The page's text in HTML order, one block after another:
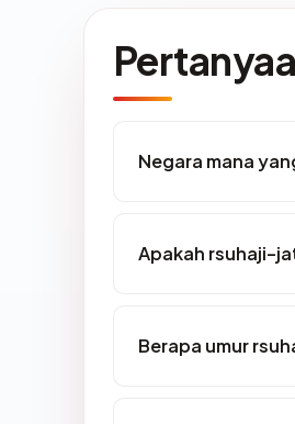
Negara mana
Apakah rsuhaji-
Berapa umur